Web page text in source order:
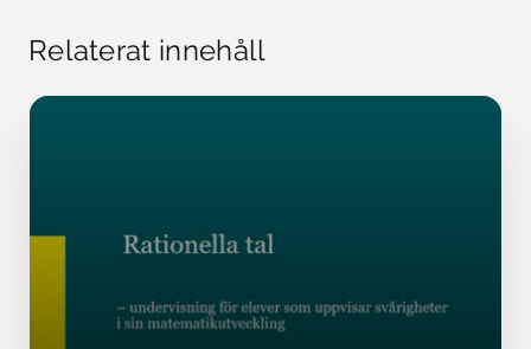
Relaterat innehåll